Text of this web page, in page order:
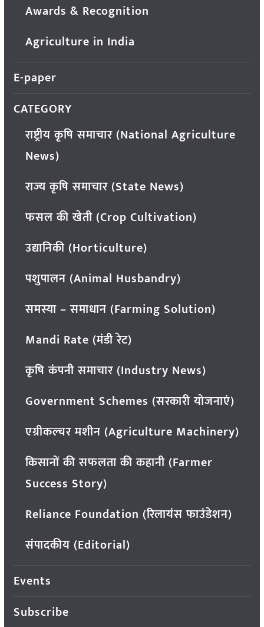
Awards & Recognition
Agriculture in India
E-paper
CATEGORY
राष्ट्रीय कृषि समाचार (National Agriculture
News)
राज्य कृषि समाचार (State News)
फसल की खेती (Crop Cultivation)
उद्यानिकी (Horticulture)
पशुपालन (Animal Husbandry)
समस्या – समाधान (Farming Solution)
Mandi Rate (मंडी रेट)
कृषि कंपनी समाचार (Industry News)
Government Schemes (सरकारी योजनाएं)
एग्रीकल्चर मशीन (Agriculture Machinery)
किसानों की सफलता की कहानी (Farmer
Success Story)
Reliance Foundation (रिलायंस फाउंडेशन)
संपादकीय (Editorial)
Events
Subscribe